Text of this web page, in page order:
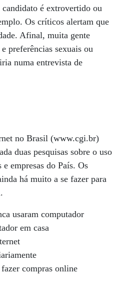
é extrovertido ou
Os críticos alertam que
Afinal, muita gente
preferências sexuais ou
numa entrevista de
no Brasil (www.cgi.br)
duas pesquisas sobre o uso
empresas do País. Os
há muito a se fazer para
usaram computador
em casa
compras online